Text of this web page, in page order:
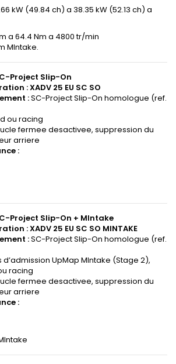
kW (49.84 ch) a 38.35 kW (52.13 ch) a
a 64.4 Nm a 4800 tr/min
MIntake.
Project Slip-On
:XADV 25 EU SC SO
:SC-Project Slip-On homologue (ref.
ou racing
fermee desactivee, suppression du
arriere
:
Project Slip-On + MIntake
:XADV 25 EU SC SO MINTAKE
:SC-Project Slip-On homologue (ref.
d’admission UpMap MIntake (Stage 2),
racing
fermee desactivee, suppression du
arriere
: